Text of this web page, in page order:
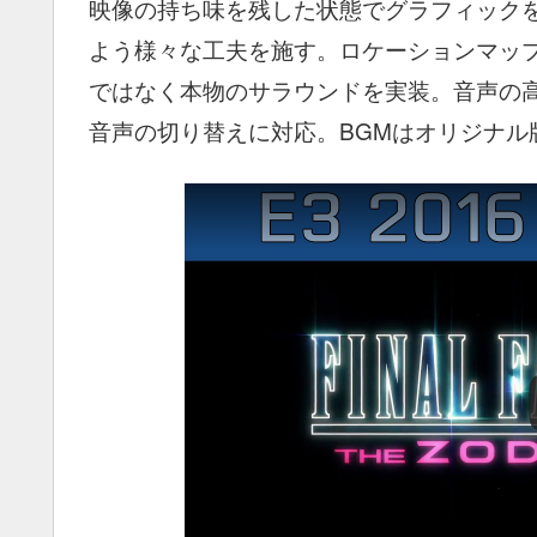
映像の持ち味を残した状態でグラフィッ
よう様々な工夫を施す。ロケーションマ
ではなく本物のサラウンドを実装。音声
音声の切り替えに対応。BGMはオリジナ